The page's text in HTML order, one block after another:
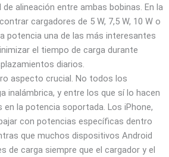
alineación entre ambas bobinas. En la
cargadores de 5 W, 7,5 W, 10 W o
potencia una de las más interesantes
el tiempo de carga durante
diarios.
aspecto crucial. No todos los
inalámbrica, y entre los que sí lo hacen
en la potencia soportada. Los iPhone,
con potencias específicas dentro
que muchos dispositivos Android
de carga siempre que el cargador y el